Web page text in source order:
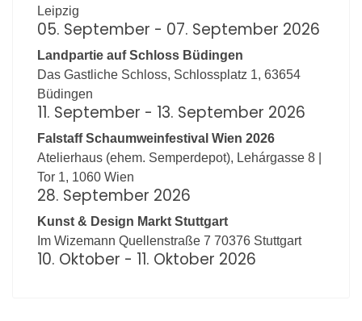
Leipzig
05. September - 07. September 2026
Landpartie auf Schloss Büdingen
Das Gastliche Schloss, Schlossplatz 1, 63654
Büdingen
11. September - 13. September 2026
Falstaff Schaumweinfestival Wien 2026
Atelierhaus (ehem. Semperdepot), Lehárgasse 8 |
Tor 1, 1060 Wien
28. September 2026
Kunst & Design Markt Stuttgart
Im Wizemann Quellenstraße 7 70376 Stuttgart
10. Oktober - 11. Oktober 2026